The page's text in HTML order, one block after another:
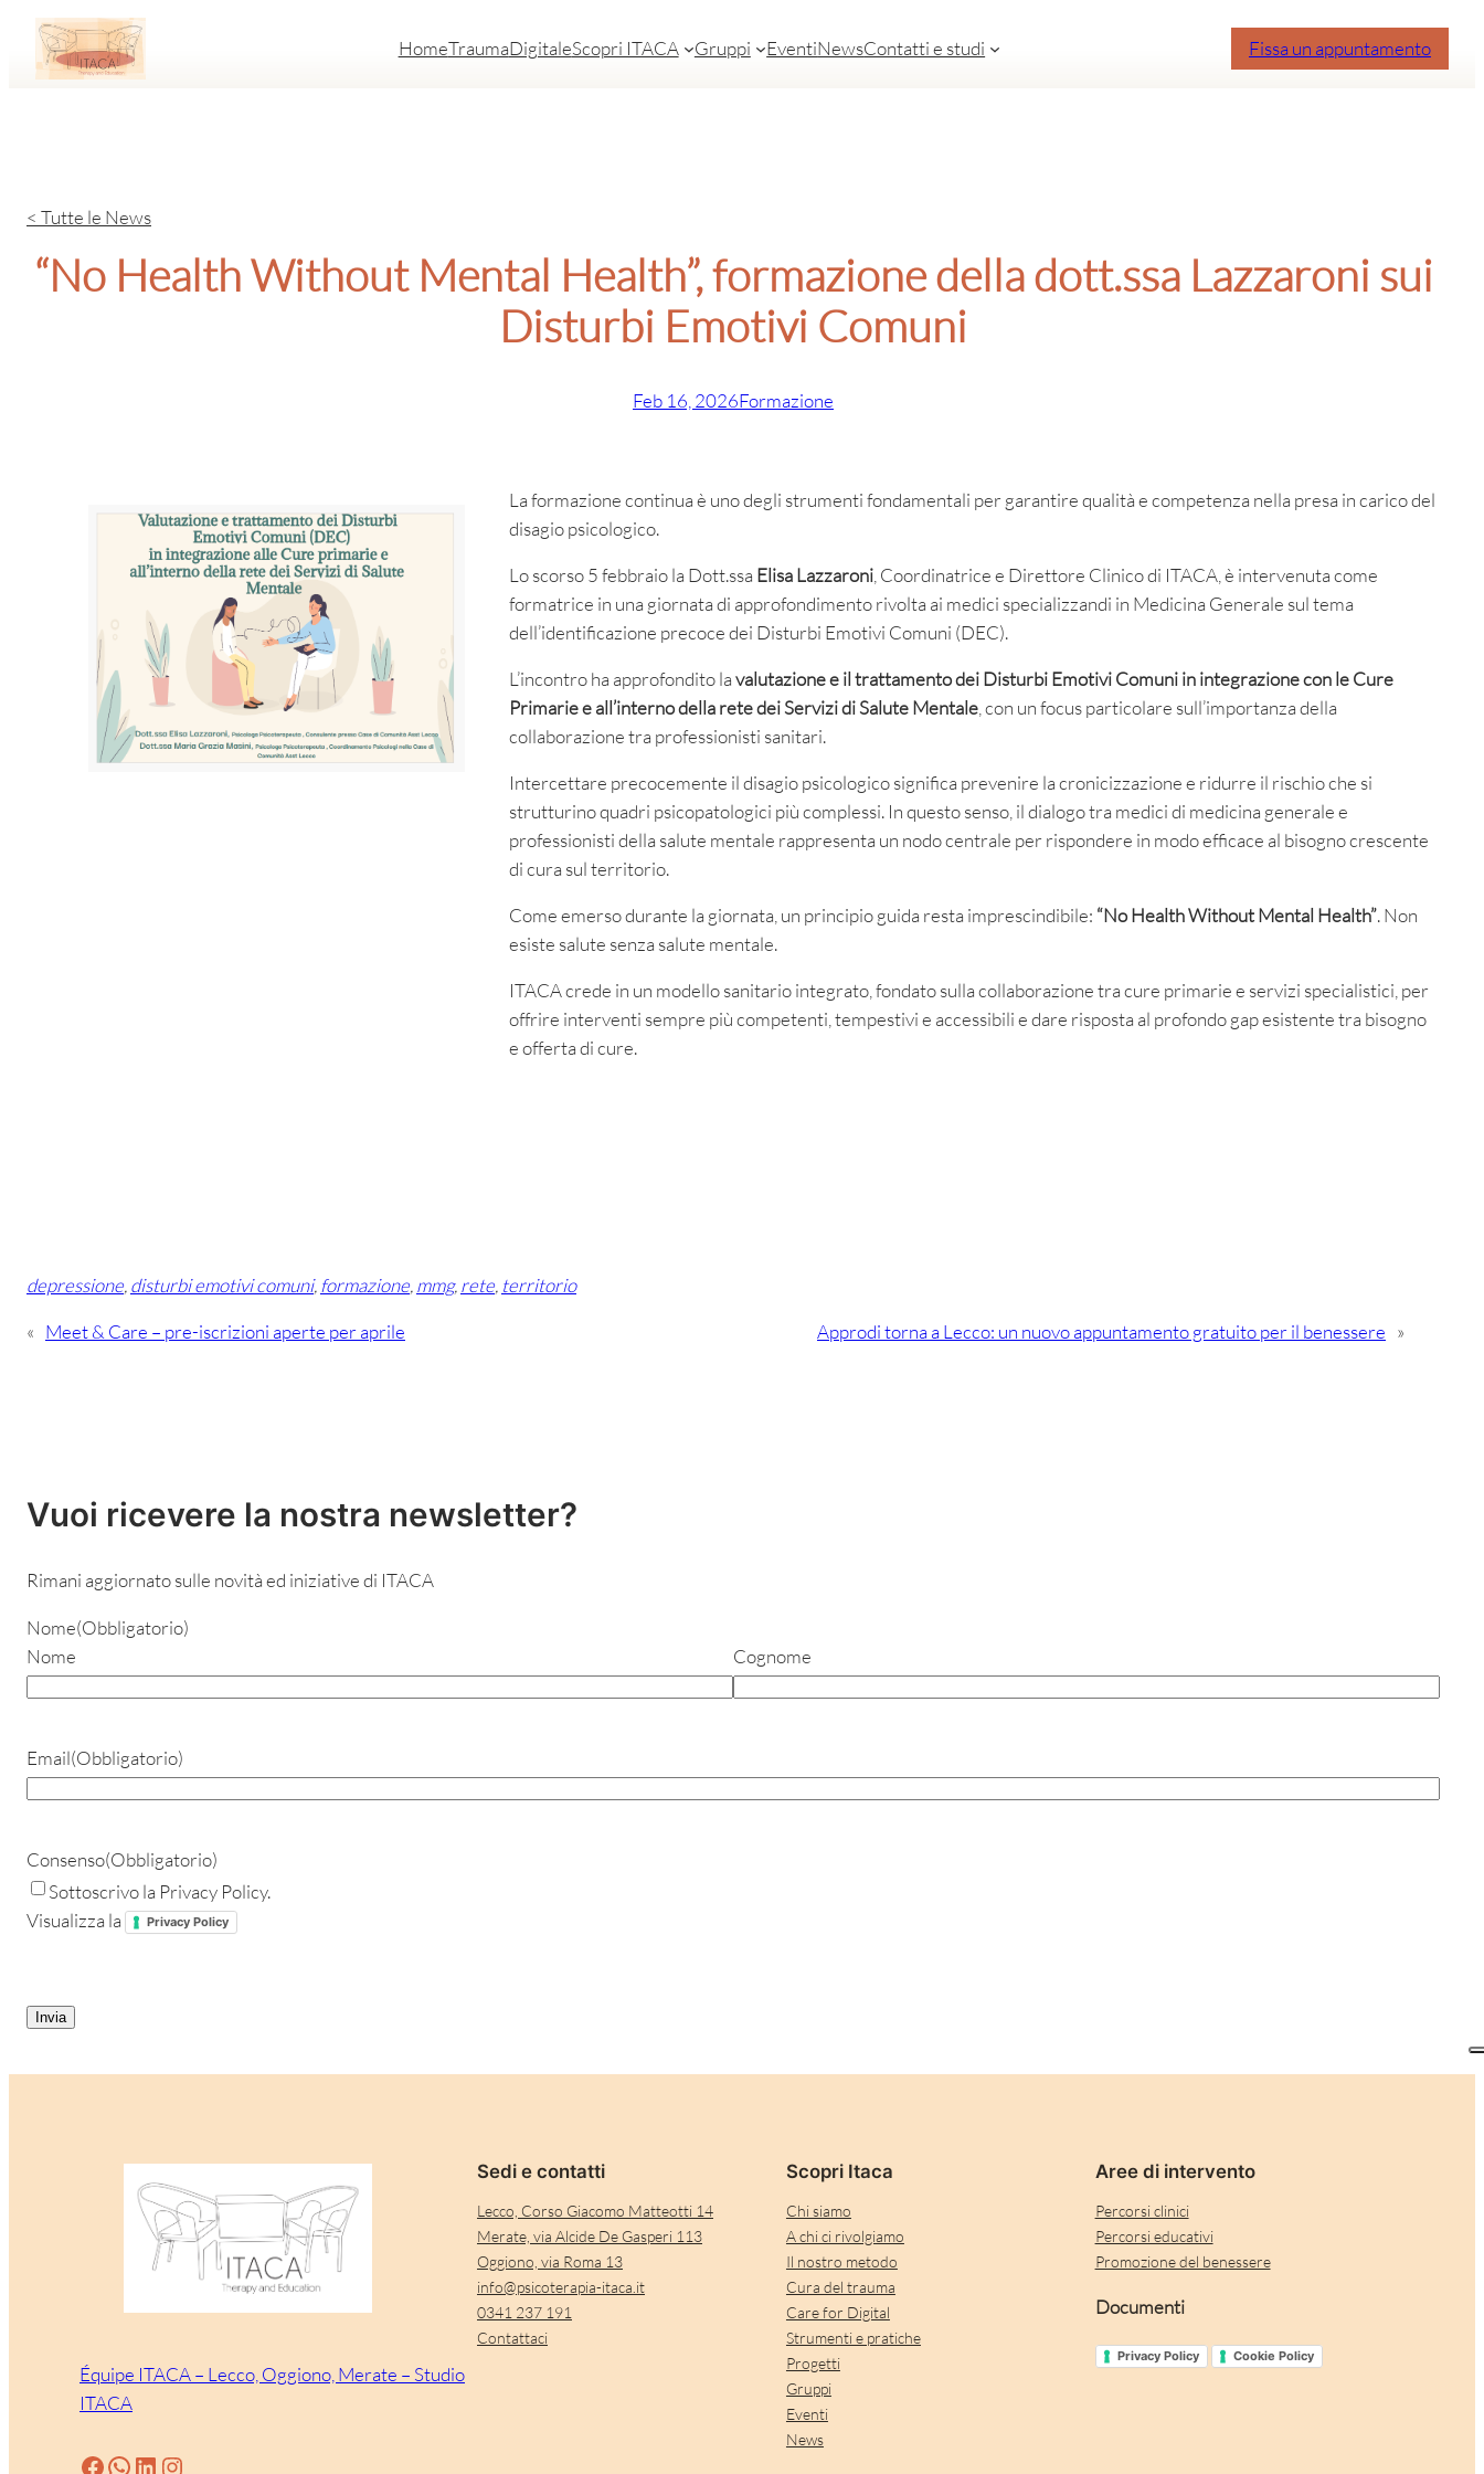
contenuto
HomeTraumaDigitaleScopri ITACA Gruppi EventiNewsContatti e studi Fissa un appuntamento
< Tutte le News
“No Health Without Mental Health”, formazione della dott.ssa Lazzaroni sui
Disturbi Emotivi Comuni
Feb 16, 2026Formazione
La formazione continua è uno degli strumenti fondamentali per garantire qualità e competenza nella presa in carico del
disagio psicologico.
Lo scorso 5 febbraio la Dott.ssa Elisa Lazzaroni , Coordinatrice e Direttore Clinico di ITACA, è intervenuta come
formatrice in una giornata di approfondimento rivolta ai medici specializzandi in Medicina Generale sul tema
dell’identificazione precoce dei Disturbi Emotivi Comuni (DEC).
L’incontro ha approfondito lavalutazione e il trattamento dei Disturbi Emotivi Comuni in integrazione con le Cure
Primarie e all’interno della rete dei Servizi di Salute Mentale , con un focus particolare sull’importanza della
collaborazione tra professionisti sanitari.
Intercettare precocemente il disagio psicologico significa prevenire la cronicizzazione e ridurre il rischio che si
strutturino quadri psicopatologici più complessi. In questo senso, il dialogo tra medici di medicina generale e
professionisti della salute mentale rappresenta un nodo centrale per rispondere in modo efficace al bisogno crescente
di cura sul territorio.
Come emerso durante la giornata, un principio guida resta imprescindibile: “No Health Without Mental Health”. Non
esiste salute senza salute mentale.
ITACA crede in un modello sanitario integrato, fondato sulla collaborazione tra cure primarie e servizi specialistici, per
offrire interventi sempre più competenti, tempestivi e accessibili e dare risposta al profondo gap esistente tra bisogno
e offerta di cure.
depressione, disturbi emotivi comuni, formazione, mmg, rete, territorio
« Meet & Care – pre-iscrizioni aperte per aprile Approdi torna a Lecco: un nuovo appuntamento gratuito per il benessere »
Vuoi ricevere la nostra newsletter?
Rimani aggiornato sulle novità ed iniziative di ITACA
Nome(Obbligatorio)
Nome
Cognome
Email(Obbligatorio)
Consenso(Obbligatorio)
Sottoscrivo la Privacy Policy.
Visualizza la
Privacy Policy
Équipe ITACA – Lecco, Oggiono, Merate – Studio
ITACA
Facebook WhatsApp LinkedIn Instagram
Sedi e contatti
Lecco, Corso Giacomo Matteotti 14
Merate, via Alcide De Gasperi 113
Oggiono, via Roma 13
info@psicoterapia-itaca.it
0341 237 191
Contattaci
Scopri Itaca
Chi siamo
A chi ci rivolgiamo
Il nostro metodo
Cura del trauma
Care for Digital
Strumenti e pratiche
Progetti
Gruppi
Eventi
News
Aree di intervento
Percorsi clinici
Percorsi educativi
Promozione del benessere
Documenti
Privacy Policy Cookie Policy